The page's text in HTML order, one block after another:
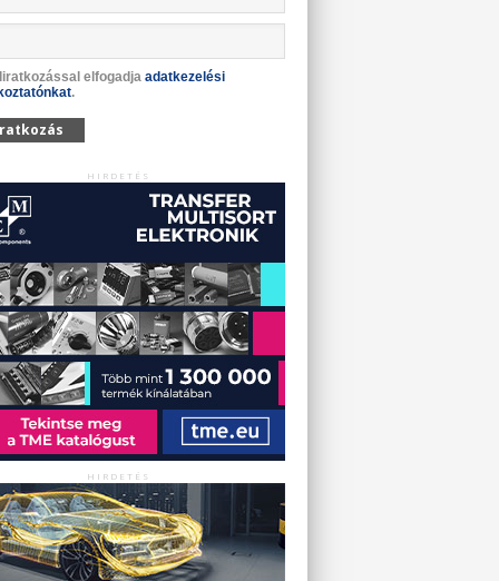
elfogadja adatkezelési
.
HIRDETÉS
HIRDETÉS